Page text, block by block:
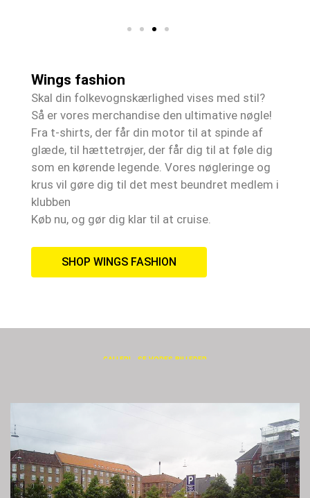
Wings fashion
Skal din folkevognskærlighed vises med stil?
Så er vores merchandise den ultimative nøgle!
Fra t-shirts, der får din motor til at spinde af
glæde, til hættetrøjer, der får dig til at føle dig
som en kørende legende. Vores nøgleringe og
krus vil gøre dig til det mest beundret medlem i
klubben
Køb nu, og gør dig klar til at cruise.
SHOP WINGS FASHION
GALLERI - SE VORES BILLEDER